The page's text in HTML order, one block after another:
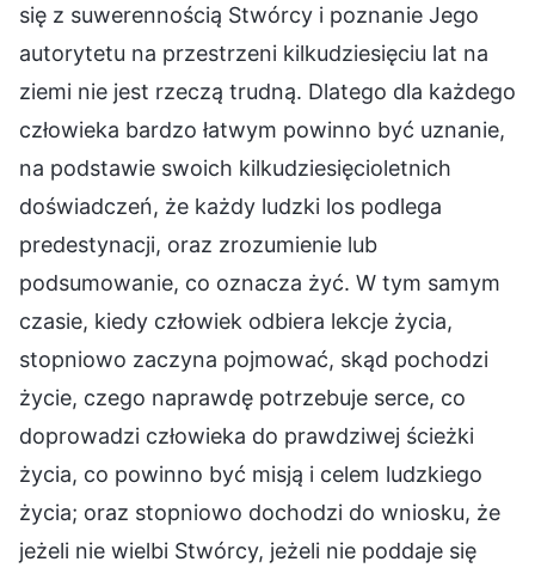
się z suwerennością Stwórcy i poznanie Jego
autorytetu na przestrzeni kilkudziesięciu lat na
ziemi nie jest rzeczą trudną. Dlatego dla każdego
człowieka bardzo łatwym powinno być uznanie,
na podstawie swoich kilkudziesięcioletnich
doświadczeń, że każdy ludzki los podlega
predestynacji, oraz zrozumienie lub
podsumowanie, co oznacza żyć. W tym samym
czasie, kiedy człowiek odbiera lekcje życia,
stopniowo zaczyna pojmować, skąd pochodzi
życie, czego naprawdę potrzebuje serce, co
doprowadzi człowieka do prawdziwej ścieżki
życia, co powinno być misją i celem ludzkiego
życia; oraz stopniowo dochodzi do wniosku, że
jeżeli nie wielbi Stwórcy, jeżeli nie poddaje się